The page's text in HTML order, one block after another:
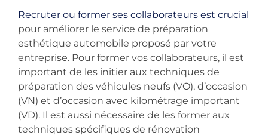
Recruter ou former ses collaborateurs est crucial
pour améliorer le service de préparation
esthétique automobile proposé par votre
entreprise. Pour former vos collaborateurs, il est
important de les initier aux techniques de
préparation des véhicules neufs (VO), d’occasion
(VN) et d’occasion avec kilométrage important
(VD). Il est aussi nécessaire de les former aux
techniques spécifiques de rénovation